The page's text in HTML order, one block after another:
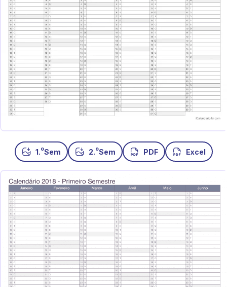
1.oSem 2.oSem PDF Excel